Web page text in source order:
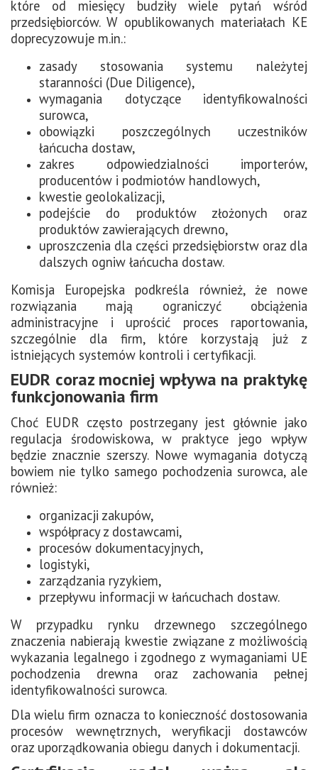
które od miesięcy budziły wiele pytań wśród
przedsiębiorców.W opublikowanych materiałach KE
doprecyzowuje m.in.:
zasady stosowania systemu należytej
staranności (Due Diligence),
wymagania dotyczące identyfikowalności
surowca,
obowiązki poszczególnych uczestników
łańcucha dostaw,
zakres odpowiedzialności importerów,
producentów i podmiotów handlowych,
kwestie geolokalizacji,
podejście do produktów złożonych oraz
produktów zawierających drewno,
uproszczenia dla części przedsiębiorstw oraz dla
dalszych ogniw łańcucha dostaw.
Komisja Europejska podkreśla również, że nowe
rozwiązania mają ograniczyć obciążenia
administracyjne i uprościć proces raportowania,
szczególnie dla firm, które korzystają już z
istniejących systemów kontroli i certyfikacji.
EUDR coraz mocniej wpływa na praktykę
funkcjonowania firm
Choć EUDR często postrzegany jest głównie jako
regulacja środowiskowa, w praktyce jego wpływ
będzie znacznie szerszy. Nowe wymagania dotyczą
bowiem nie tylko samego pochodzenia surowca, ale
również:
organizacji zakupów,
współpracy z dostawcami,
procesów dokumentacyjnych,
logistyki,
zarządzania ryzykiem,
przepływu informacji w łańcuchach dostaw.
W przypadku rynku drzewnego szczególnego
znaczenia nabierają kwestie związane z możliwością
wykazania legalnego i zgodnego z wymaganiami UE
pochodzenia drewna oraz zachowania pełnej
identyfikowalności surowca.
Dla wielu firm oznacza to konieczność dostosowania
procesów wewnętrznych, weryfikacji dostawców
oraz uporządkowania obiegu danych i dokumentacji.